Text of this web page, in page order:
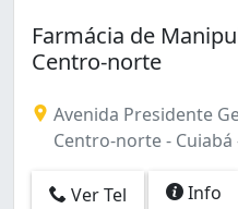
Farmácia de
Centro-norte
Avenida Presidente
Centro-norte - Cuiabá
Ver Tel Info